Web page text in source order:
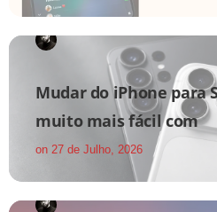
Mudar do iPhone para
muito mais fácil com
on 27 de Julho, 2026